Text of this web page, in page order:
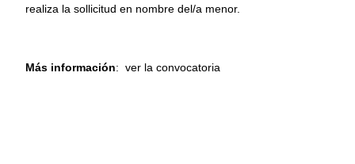
realiza la sollicitud en nombre del/a menor.
Más información:ver la convocatoria